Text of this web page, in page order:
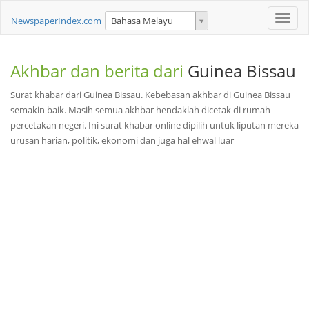
Toggle
NewspaperIndex.com Bahasa Melayu
Akhbar dan berita dari Guinea Bissau
Surat khabar dari Guinea Bissau. Kebebasan akhbar di Guinea Bissau
semakin baik. Masih semua akhbar hendaklah dicetak di rumah
percetakan negeri. Ini surat khabar online dipilih untuk liputan mereka
urusan harian, politik, ekonomi dan juga hal ehwal luar